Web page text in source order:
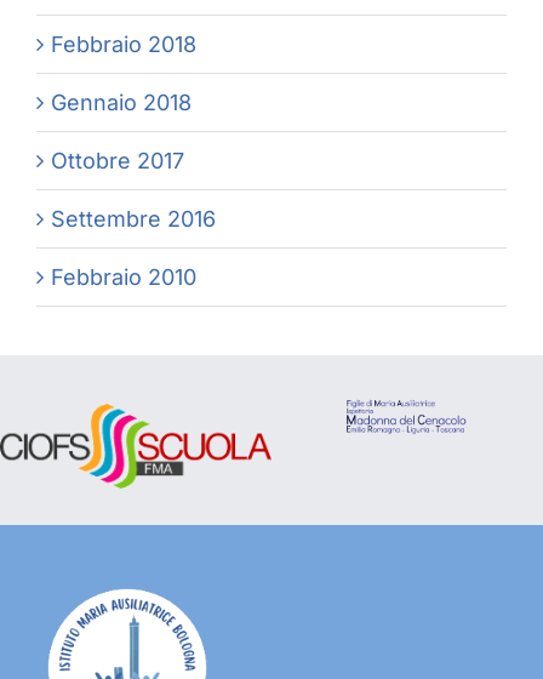
Febbraio 2018
Gennaio 2018
Ottobre 2017
Settembre 2016
Febbraio 2010